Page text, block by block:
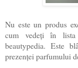
Nu este un produs
cum vedeți în
beautypedia. Este
prezenței parfumului